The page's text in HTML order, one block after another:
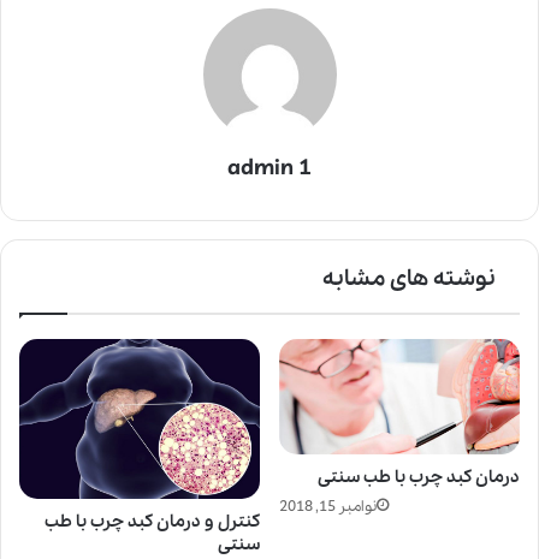
admin 1
نوشته های مشابه
کنترل و درمان کبد چرب با طب
سنتی
درمان کبد چرب با طب سنتی
نوامبر 15, 2018